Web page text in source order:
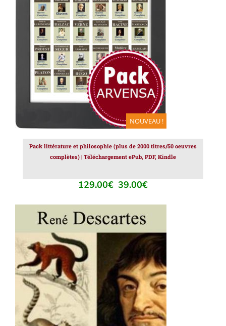
NOUVEAU !
AJOUTER AU PANIER / DÉTAILS
Pack littérature et philosophie (plus de 2000 titres/50 oeuvres
complètes) | Téléchargement ePub, PDF, Kindle
129.00€ Le
initial
était :
129.00€.
39.00€Le
actuel
39.00€.
AJOUTER AU PANIER / DÉTAILS